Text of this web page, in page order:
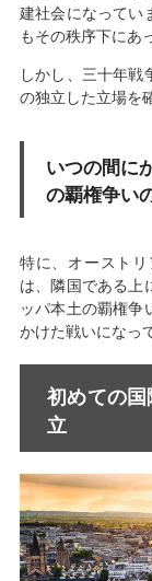
建社会になってい
もその秩序下にあ
しかし、三十年戦
の独立した立場を
いつの間に
の覇権争い
特に、オースト
は、隣国である上
ッパ本土の覇権争
かけた戦いになっ
初めての
立